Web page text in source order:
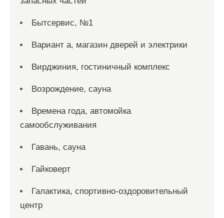
Бытсервис, №1
Вариант а, магазин дверей и электрики
Вирджиния, гостиничный комплекс
Возрождение, сауна
Времена года, автомойка
самообслуживания
Гавань, сауна
Гайковерт
Галактика, спортивно-оздоровительный
центр